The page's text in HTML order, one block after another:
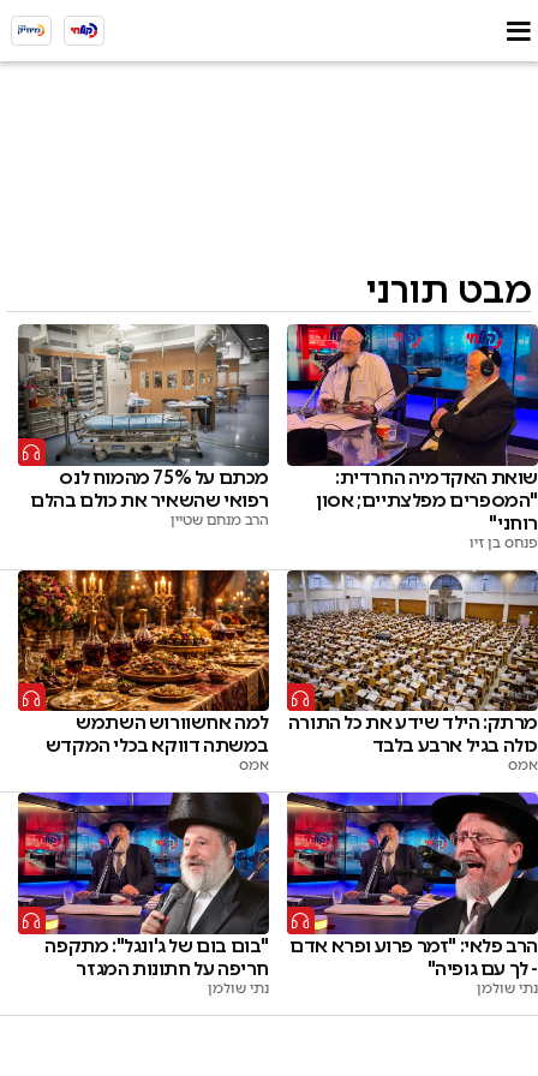
מבט תורני
שואת האקדמיה החרדית:
"המספרים מפלצתיים; אסון
רוחני"
פנחס בן זיו
מכתם על 75% מהמוח לנס
רפואי שהשאיר את כולם בהלם
הרב מנחם שטיין
מרתק: הילד שידע את כל התורה
כולה בגיל ארבע בלבד
אמס
למה אחשוורוש השתמש
במשתה דווקא בכלי המקדש
אמס
הרב פלאי: "זמר פרוע ופרא אדם
- לך עם גופיה"
נתי שולמן
"בום בום של ג'ונגל": מתקפה
חריפה על חתונות המגזר
נתי שולמן